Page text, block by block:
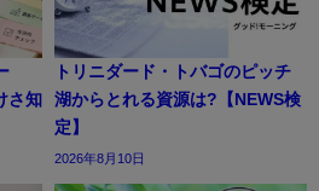
さ知
トリニダード・トバゴのピッチ
湖からとれる資源は?【NEWS検
定】
2026年8月10日